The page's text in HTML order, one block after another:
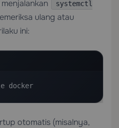
systemctl
ulang atau
ini:
docker
otomatis (misalnya,